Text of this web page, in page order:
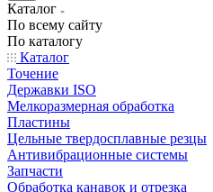
Каталог
По всему сайту
По каталогу
Каталог
Точение
Державки ISO
Мелкоразмерная обработка
Пластины
Цельные твердосплавные резцы
Антивибрационные системы
Запчасти
Обработка канавок и отрезка